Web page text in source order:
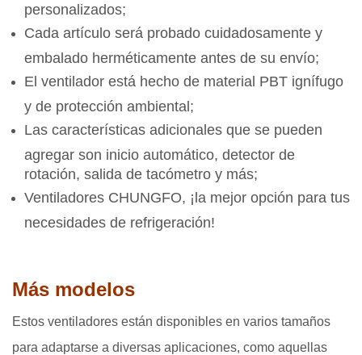
personalizados;
Cada artículo será probado cuidadosamente y
embalado herméticamente antes de su envío;
El ventilador está hecho de material PBT ignífugo
y de protección ambiental;
Las características adicionales que se pueden
agregar son inicio automático, detector de
rotación, salida de tacómetro y más;
Ventiladores CHUNGFO, ¡la mejor opción para tus
necesidades de refrigeración!
Más modelos
Estos ventiladores están disponibles en varios tamaños
para adaptarse a diversas aplicaciones, como aquellas